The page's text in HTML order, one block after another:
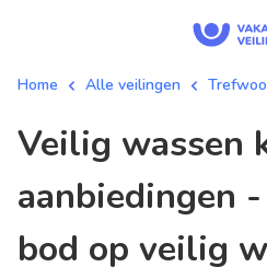
Home Alle veilingen
veilig wassen kleuren /
aanbiedingen
bod op veilig